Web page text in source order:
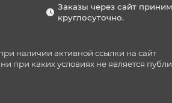
Заказы через сайт
круглосуточно.
наличии активной ссылки на сайт
при каких условиях не является